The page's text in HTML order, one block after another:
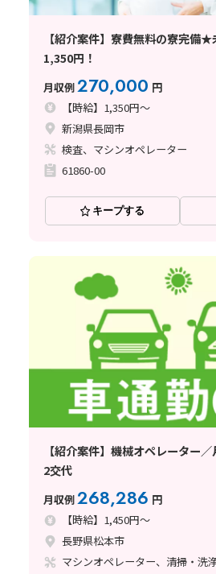
【紹介案件】寮費無料の寮完備
1,350円！
月収例270,000 円
【時給】1,350円～
新潟県長岡市
検査、マシンオペレーター
61860-00
キープする
【紹介案件】機械オペレーター
2交代
月収例268,286 円
【時給】1,450円～
長野県松本市
マシンオペレーター、清掃・洗